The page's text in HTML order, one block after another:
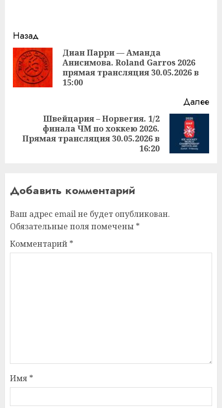
Продолжить
чтение
Назад
Диан Парри — Аманда
Анисимова. Roland Garros 2026
прямая трансляция 30.05.2026 в
15:00
Далее
Следующая
запись:
Швейцария – Норвегия. 1/2
финала ЧМ по хоккею 2026.
Прямая трансляция 30.05.2026 в
16:20
Добавить комментарий
Ваш адрес email не будет опубликован.
Обязательные поля помечены *
Комментарий *
Имя *